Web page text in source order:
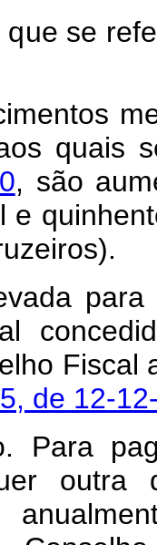
se
quais
, são
e
de 12-
Para
outra